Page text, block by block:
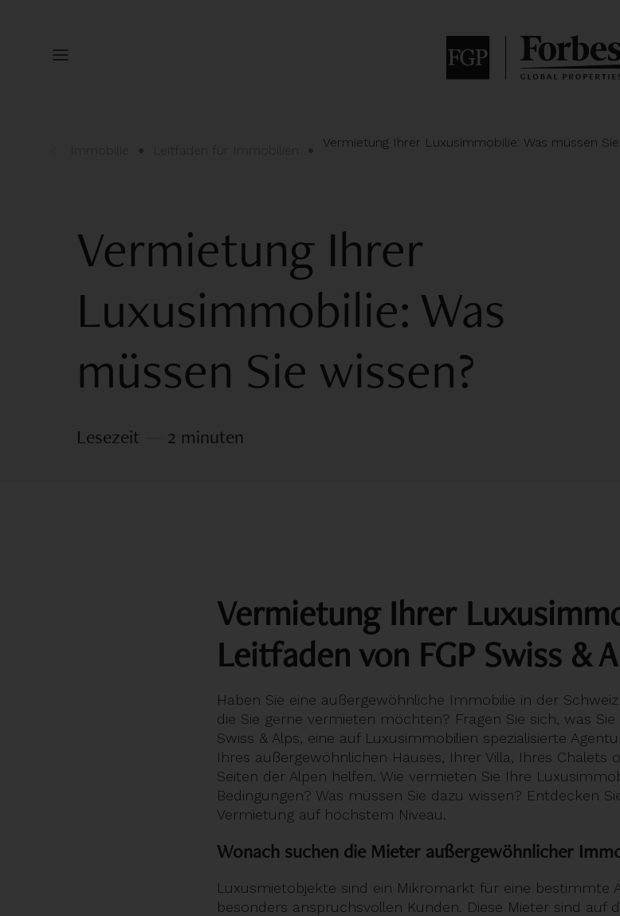
Vermietung Ihrer Luxusimmobilie: Was müssen
Vermietung Ihrer
Luxusimmobilie: Was
müssen Sie wissen?
Lesezeit 2 minuten
Vermietung Ihrer
Leitfaden von FGP Swiss &
Haben Sie eine außergewöhnliche Immobilie in der
die Sie gerne vermieten möchten? Fragen Sie sich, was
Swiss & Alps, eine auf Luxusimmobilien spezialisierte
Ihres außergewöhnlichen Hauses, Ihrer Villa, Ihres Chalets
Seiten der Alpen helfen. Wie vermieten Sie Ihre
Bedingungen? Was müssen Sie dazu wissen? Entdecken
Vermietung auf höchstem Niveau.
Wonach suchen die Mieter außergewöhnlicher
Luxusmietobjekte sind ein Mikromarkt für eine bestimmte
besonders anspruchsvollen Kunden. Diese Mieter sind auf